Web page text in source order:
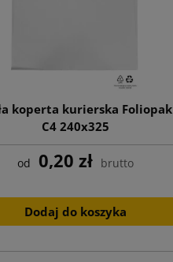
koperta kurierska Foliopak
C4 240x325
od 0,20 zł brutto
Dodaj do koszyka